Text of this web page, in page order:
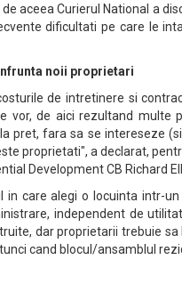
aceea Curierul National a
dificultati pe care le
noii proprietari
de intretinere si
de aici rezultand multe
pret, fara sa se intereseze
proprietati", a declarat,
Development CB Richard
in care alegi o locuinta intr-
independent de
dar proprietarii trebuie sa
cand blocul/ansamblul